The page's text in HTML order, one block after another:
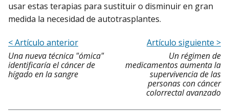
usar estas terapias para sustituir o disminuir en gran
medida la necesidad de autotrasplantes.
< Artículo anterior
Una nueva técnica "ómica"
identificaría el cáncer de
hígado en la sangre
Artículo siguiente >
Un régimen de
medicamentos aumenta la
supervivencia de las
personas con cáncer
colorrectal avanzado